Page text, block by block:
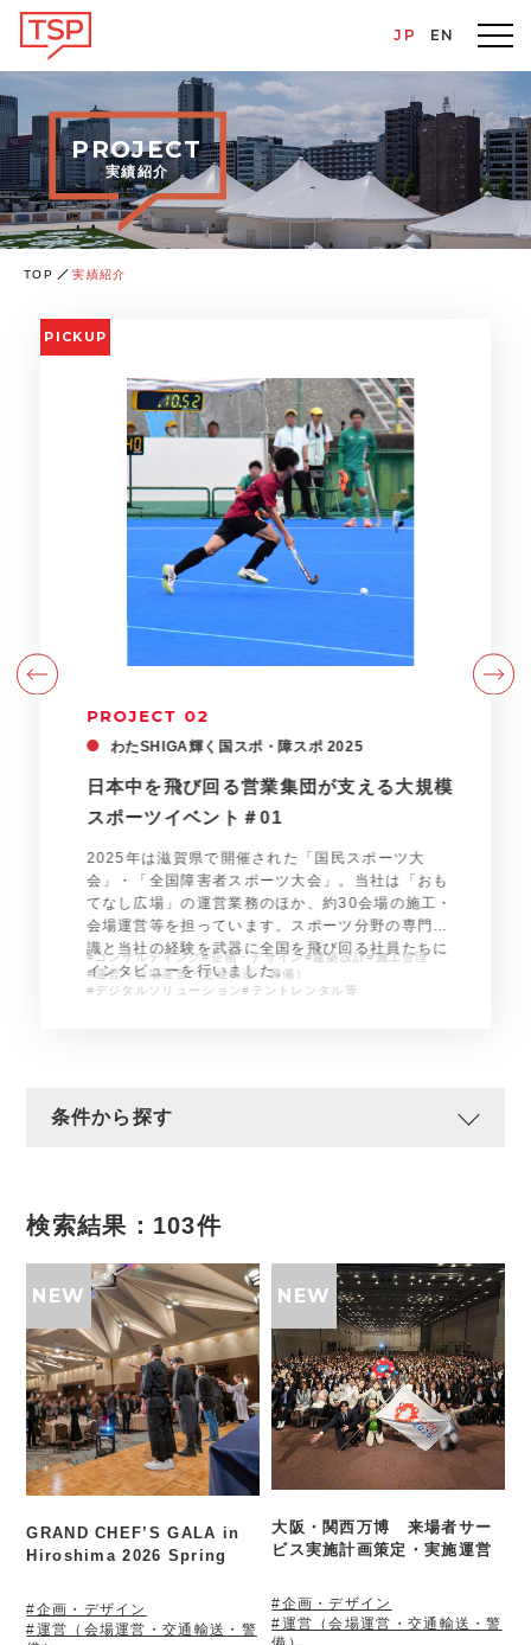
JP EN
PROJECT
実績紹介
TOP 実績紹介
PICKUP
PROJECT 02
わたSHIGA輝く国スポ・障スポ 2025
日本中を飛び回る営業集団が支える大規模
スポーツイベント＃01
2025年は滋賀県で開催された「国民スポーツ大
会」・「全国障害者スポーツ大会」。当社は「おも
てなし広場」の運営業務のほか、約30会場の施工・
会場運営等を担っています。スポーツ分野の専門知
識と当社の経験を武器に全国を飛び回る社員たちに
インタビューを行いました。
#コンサルティング#企画・デザイン#建築設計#施工管理
#運営（会場運営・交通輸送・警備）
#デジタルソリューション#テントレンタル等
条件から探す
検索結果： 103件
GRAND CHEF’S GALA in
Hiroshima 2026 Spring
#企画・デザイン
#運営（会場運営・交通輸送・警
大阪・関西万博 来場者サー
ビス実施計画策定・実施運営
#企画・デザイン
#運営（会場運営・交通輸送・警